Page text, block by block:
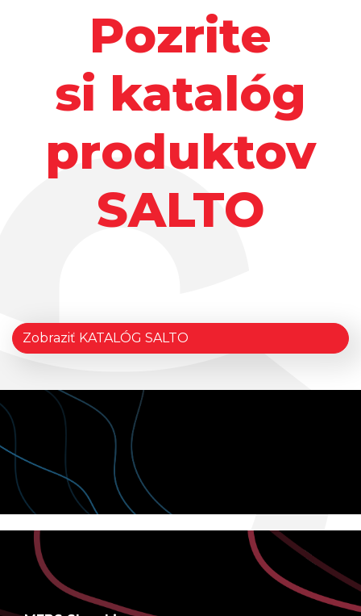
Pozrite
si katalóg
produktov
SALTO
Zobraziť KATALÓG SALTO